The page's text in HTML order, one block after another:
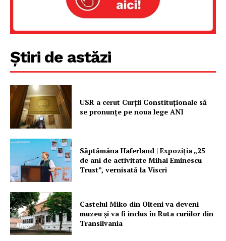
Un proiect
FREEDOM HOUSE ROMÂNIA
PRESShub
Despre noi / Echipa
Proiecte editoriale
Rețea
Contact
Știri de astăzi
USR a cerut Curții Constituționale să
se pronunțe pe noua lege ANI
Săptămâna Haferland | Expoziţia „25
de ani de activitate Mihai Eminescu
Trust”, vernisată la Viscri
Castelul Miko din Olteni va deveni
muzeu şi va fi inclus în Ruta curiilor din
Transilvania